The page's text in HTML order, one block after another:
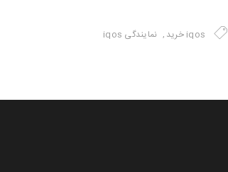
iqos خرید نمایندگی iqos